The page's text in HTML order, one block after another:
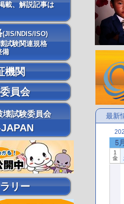
載、解説記事は
(JIS/NDIS/ISO)
試験関連規格
備
機関
員会
壊試験委員会
リー
最新
5
1
金